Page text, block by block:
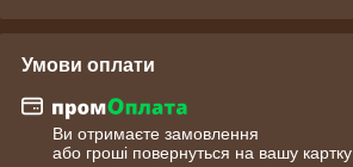
Умови оплати
Ви отримаєте замовлення
або гроші повернуться на вашу картку